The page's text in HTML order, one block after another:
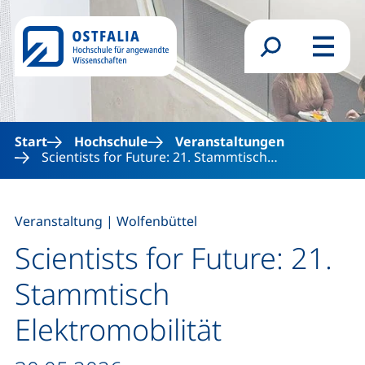
Direkt zum Inhalt
Suchformular
Menü
Start Hochschule
Veranstaltungen
Scientists for Future: 21. Stammtisch…
Scientists for Future: 21.
Stammtisch
Elektromobilität
Veranstaltung | Wolfenbüttel